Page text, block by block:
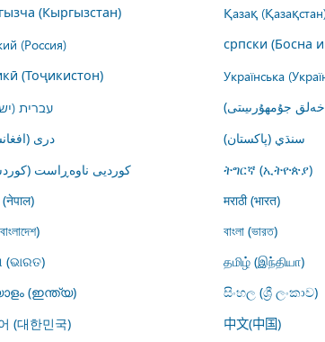
(Кыргызстан) Қазақ
(Россия) српски (Босна
(Тоҷикистон) Українська
עברית جۇمھۇرىيىتى)
درى سنڌي (پاکستان)
کوردیی ناوەڕاست ትግርኛ (ኢትዮጵያ)
(नेपाल) मराठी (भारत)
বাংলা (ভারত)
தமிழ் (இந்தியா)
(ഇന്ത്യ) සිංහල (ශ්‍රී ලංකාව)
(대한민국) 中文(中国)